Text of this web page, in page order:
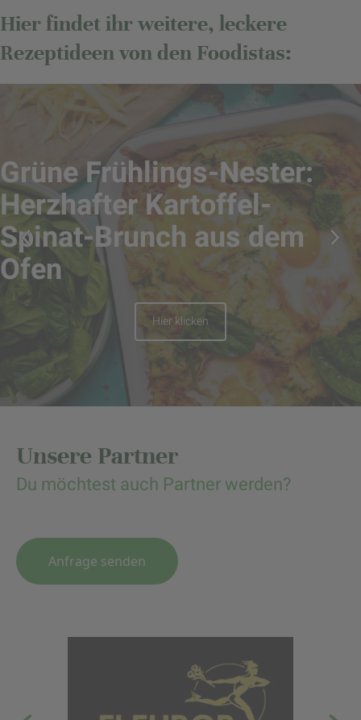
Hier findet ihr weitere, leckere
Rezeptideen von den Foodistas:
Grüne Frühlings-Nester:
Herzhafter Kartoffel-
Spinat-Brunch aus dem
Ofen
Hier klicken
Unsere Partner
Du möchtest auch Partner werden?
Anfrage senden